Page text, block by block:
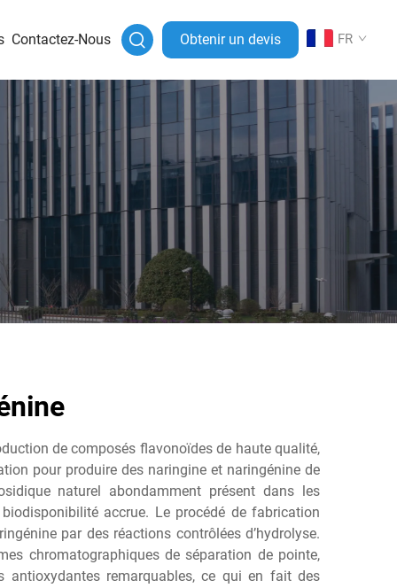
Contactez-Nous Obtenir un devis FR
de composés flavonoïdes de haute qualité,
pour produire des naringine et naringénine de
naturel abondamment présent dans les
accrue. Le procédé de fabrication
par des réactions contrôlées d’hydrolyse.
chromatographiques de séparation de pointe,
antioxydantes remarquables, ce qui en fait des